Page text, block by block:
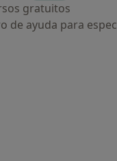
gratuitos
de ayuda para